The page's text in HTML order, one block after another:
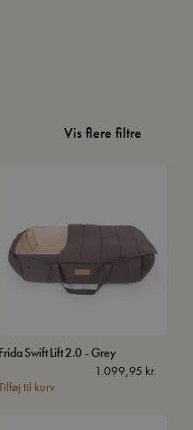
Vis flere filtre
Frida Swift Lift 2.0 - Grey
1.099,95 kr.
til kurv